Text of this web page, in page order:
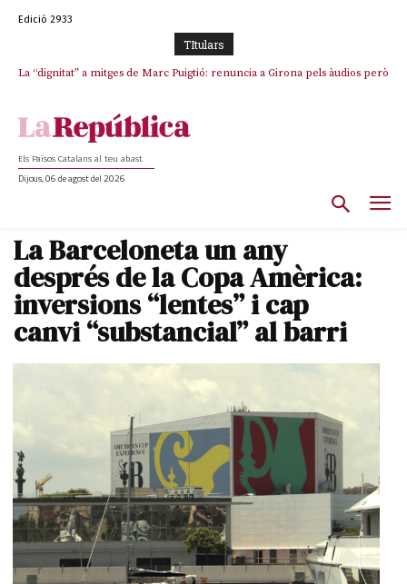
Edició 2933
TItulars
La “dignitat” a mitges de Marc Puigtió: renuncia a Girona pels àudios però
Junts exigeix que Catalunya quedi “fora” del repartiment dels menors
Els Països Catalans al teu abast
Dijous, 06 de agost del 2026
La Barceloneta un any
després de la Copa Amèrica:
inversions “lentes” i cap
canvi “substancial” al barri